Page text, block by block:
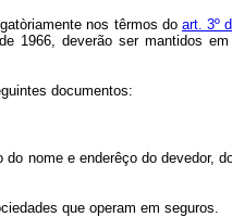
nos têrmos do art. 3º
1966, deverão ser mantidos
documentos:
e enderêço do devedor,
que operam em seguros.